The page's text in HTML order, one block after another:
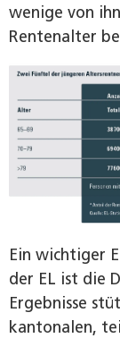
wenige von
Rentenalter
Ein wichtiger
der EL ist die
Ergebnisse
kantonalen,